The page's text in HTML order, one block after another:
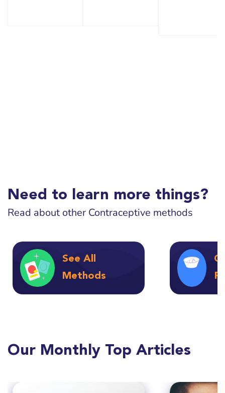
Need to learn more things?
Read about other Contraceptive methods
See All
Methods
Our Monthly Top Articles